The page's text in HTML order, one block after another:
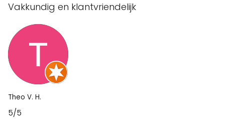
Vakkundig en klantvriendelijk
Theo V. H.
5/5